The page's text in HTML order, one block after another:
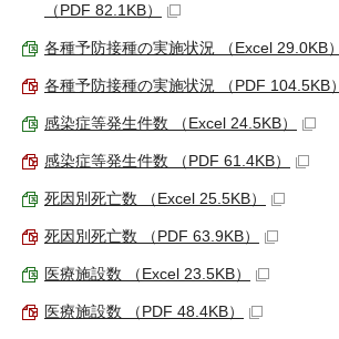
（PDF 82.1KB）
各種予防接種の実施状況 （Excel 29.0KB）
各種予防接種の実施状況 （PDF 104.5KB）
感染症等発生件数 （Excel 24.5KB）
感染症等発生件数 （PDF 61.4KB）
死因別死亡数 （Excel 25.5KB）
死因別死亡数 （PDF 63.9KB）
医療施設数 （Excel 23.5KB）
医療施設数 （PDF 48.4KB）